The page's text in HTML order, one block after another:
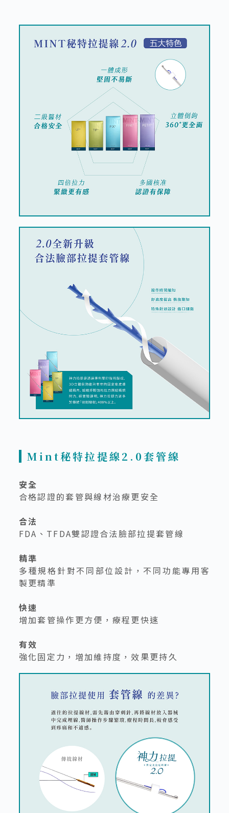
Mint秘特拉提線2.0套管線
安全
合格認證的套管與線材治療更安全
合法
FDA、TFDA雙認證合法臉部拉提套管線
精準
多種規格針對不同部位設計，不同功能專用客
製更精準
快速
增加套管操作更方便，療程更快速
有效
強化固定力，增加維持度，效果更持久